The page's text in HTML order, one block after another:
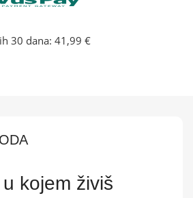
30 dana: 41,99 €
kojem živiš